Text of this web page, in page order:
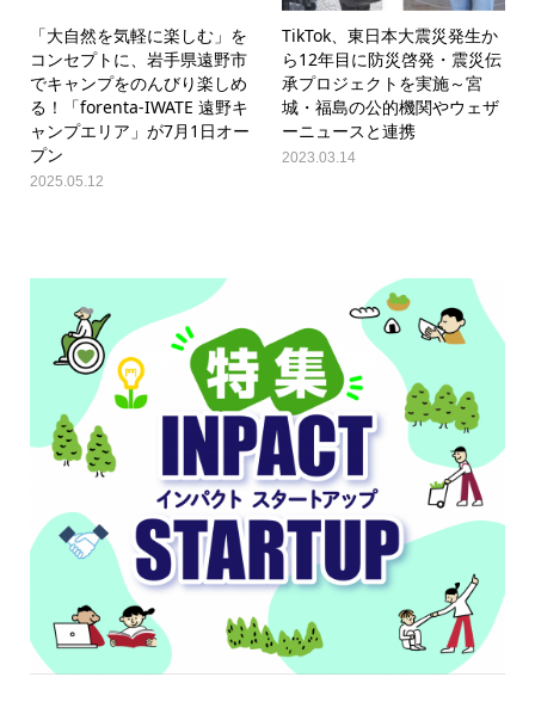
「大自然を気軽に楽しむ」を
コンセプトに、岩手県遠野市
でキャンプをのんびり楽しめ
る！「forenta-IWATE 遠野キ
ャンプエリア」が7月1日オー
プン
2025.05.12
TikTok、東日本大震災発生か
ら12年目に防災啓発・震災伝
承プロジェクトを実施～宮
城・福島の公的機関やウェザ
ーニュースと連携
2023.03.14